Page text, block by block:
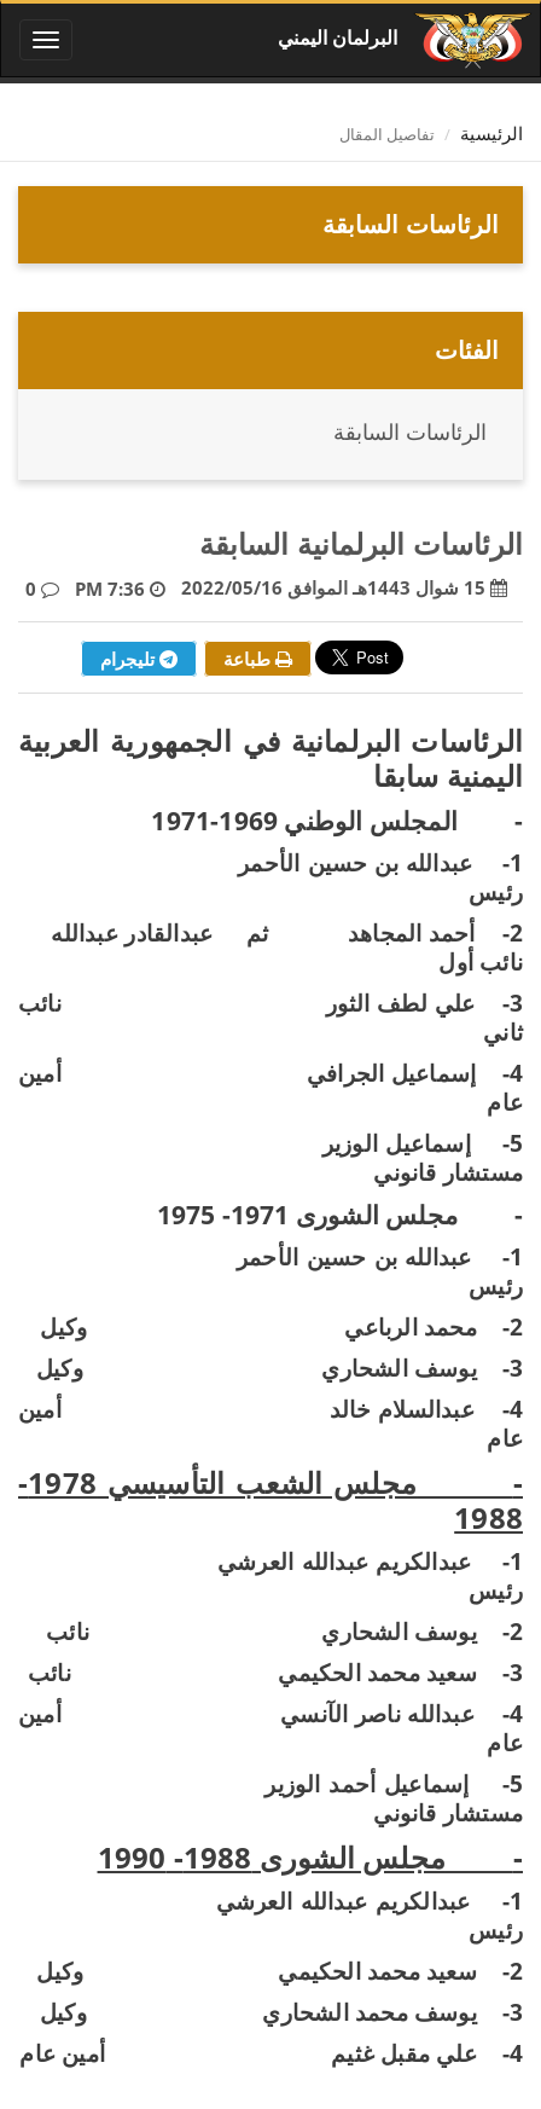
Toggle
البرلمان اليمني
الرئيسية تفاصيل المقال
الرئاسات السابقة
الفئات
الرئاسات السابقة
الرئاسات البرلمانية السابقة
طباعة تليجرام
الرئاسات البرلمانية في الجمهورية العربية
اليمنية سابقا
- المجلس الوطني 1969-1971
1-
عبدالله بن حسين الأحمر
رئيس
2-
أحمد المجاهد ثم
عبدالقادر عبدالله
نائب أول
3-
علي لطف الثور
نائب
ثاني
4-
إسماعيل الجرافي
أمين
عام
5-
إسماعيل الوزير
مستشار قانوني
- مجلس الشورى 1971- 1975
1-
عبدالله بن حسين الأحمر
رئيس
2-
محمد الرباعي
وكيل
3-
يوسف الشحاري
وكيل
4-
عبدالسلام خالد
أمين
عام
-
مجلس الشعب التأسيسي 1978-
1988
1-
عبدالكريم عبدالله العرشي
رئيس
2-
يوسف الشحاري
نائب
3-
سعيد محمد الحكيمي
نائب
4-
عبدالله ناصر الآنسي
أمين
عام
5-
إسماعيل أحمد الوزير
مستشار قانوني
- مجلس الشورى 1988- 1990
1-
عبدالكريم عبدالله العرشي
رئيس
2-
سعيد محمد الحكيمي
وكيل
3-
يوسف محمد الشحاري
وكيل
4-
علي مقبل غثيم أمين عام